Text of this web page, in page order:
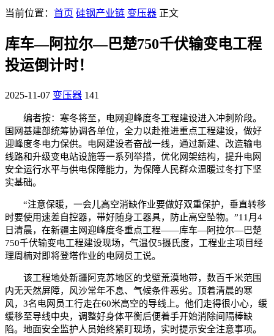
当前位置： 首页 硅钢产业链 变压器 正文
库车—阿拉尔—巴楚750千伏输变电工程
投运倒计时！
2025-11-07 变压器 141
编者按：寒冬将至，电网迎峰度冬工程建设进入冲刺阶段。
国网基建部统筹协调各单位，全力以赴推进重点工程建设，做好
迎峰度冬电力保供。电网建设者奋战一线，通过新建、改造输电
线路和升级变电站设施等一系列举措，优化网架结构，提升电网
安全运行水平与供电保障能力，为保障人民群众温暖过冬打下坚
实基础。
“注意保暖，一会儿高空消缺作业要做好双重保护，垂直转移
时要使用速差自控器，带好随身工器具，防止高空坠物。”11月4
日清晨，在新疆主网迎峰度冬重点工程——库车—阿拉尔—巴楚
750千伏输变电工程建设现场，气温仅5摄氏度，工程业主项目经
理周楠对即将登塔作业的电网员工说。
该工程地处新疆阿克苏地区的戈壁荒漠地带，数百千米范围
内无天然屏障，风沙常年不息、气候条件恶劣。顶着清晨的寒
风，3名电网员工行走在60米高空的导线上。他们走得很小心，缓
缓移至导线中央，调整好身体平衡后便着手开始消除间隔棒缺
陷。地面安全监护人员始终紧盯现场，实时提示安全注意事项。